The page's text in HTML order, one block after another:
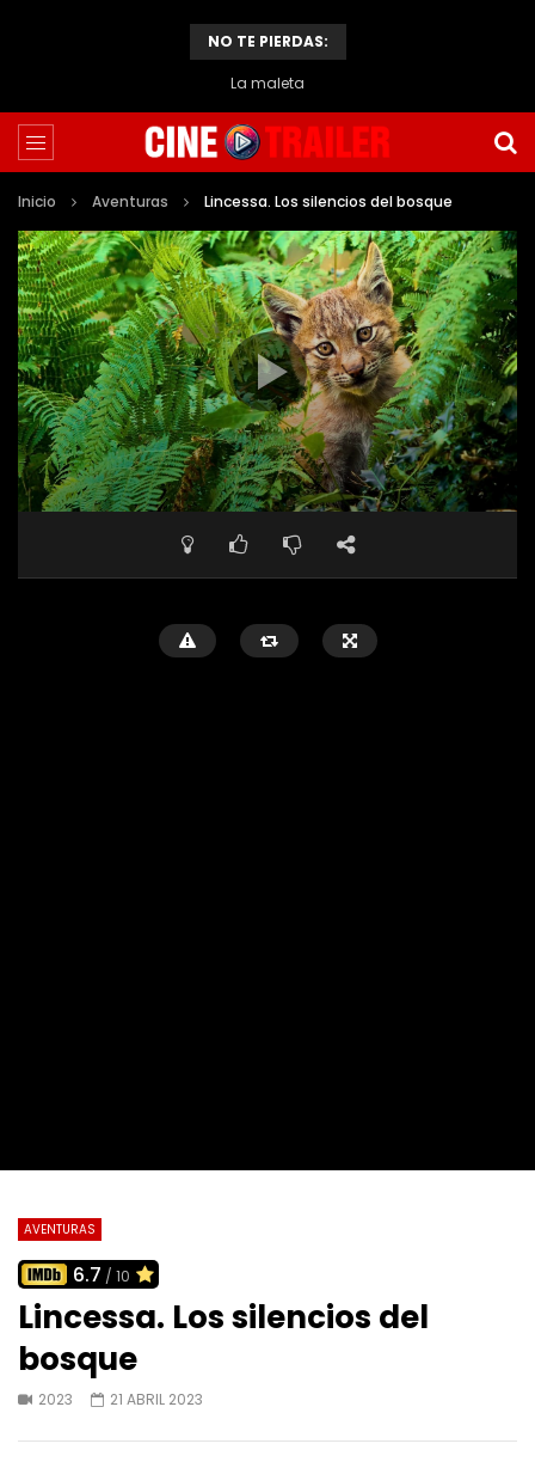
NO TE PIERDAS:
La maleta
Inicio Aventuras Lincessa. Los silencios del bosque
AVENTURAS
6.7 / 10
Lincessa. Los silencios del
bosque
2023 21 ABRIL 2023